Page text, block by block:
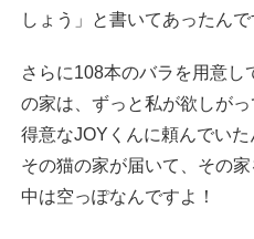
しょう」と書いてあったんで
さらに108本のバラを用意
の家は、ずっと私が欲しが
得意なJOYくんに頼んでい
その猫の家が届いて、その
中は空っぽなんですよ！